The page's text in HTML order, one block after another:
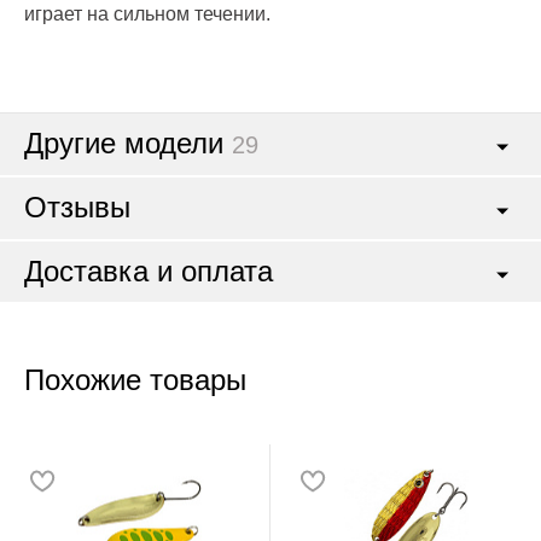
играет на сильном течении.
Другие модели 29
Отзывы
Доставка и оплата
Похожие товары